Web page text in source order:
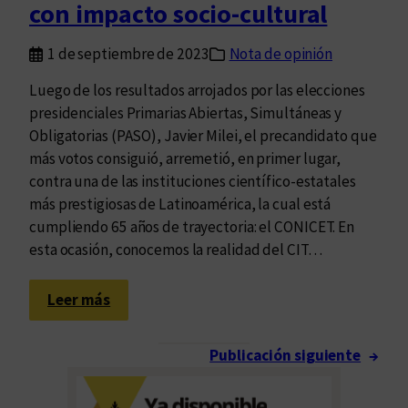
a
r
a
c
o
m
p
a
ñ
a
r
a
l
con impacto socio-cultural
1 de septiembre de 2023
Nota de opinión
Luego de los resultados arrojados por las elecciones
presidenciales Primarias Abiertas, Simultáneas y
Obligatorias (PASO), Javier Milei, el precandidato que
más votos consiguió, arremetió, en primer lugar,
contra una de las instituciones científico-estatales
más prestigiosas de Latinoamérica, la cual está
cumpliendo 65 años de trayectoria: el CONICET. En
esta ocasión, conocemos la realidad del CIT…
Leer más:
P
Publicación siguiente →